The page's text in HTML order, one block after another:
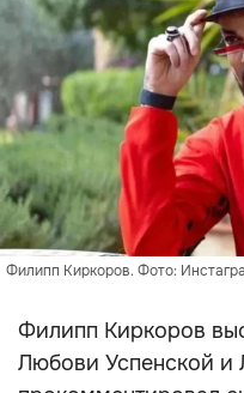
Филипп Киркоров. Фото:
Филипп Киркоров
Любови Успенской и